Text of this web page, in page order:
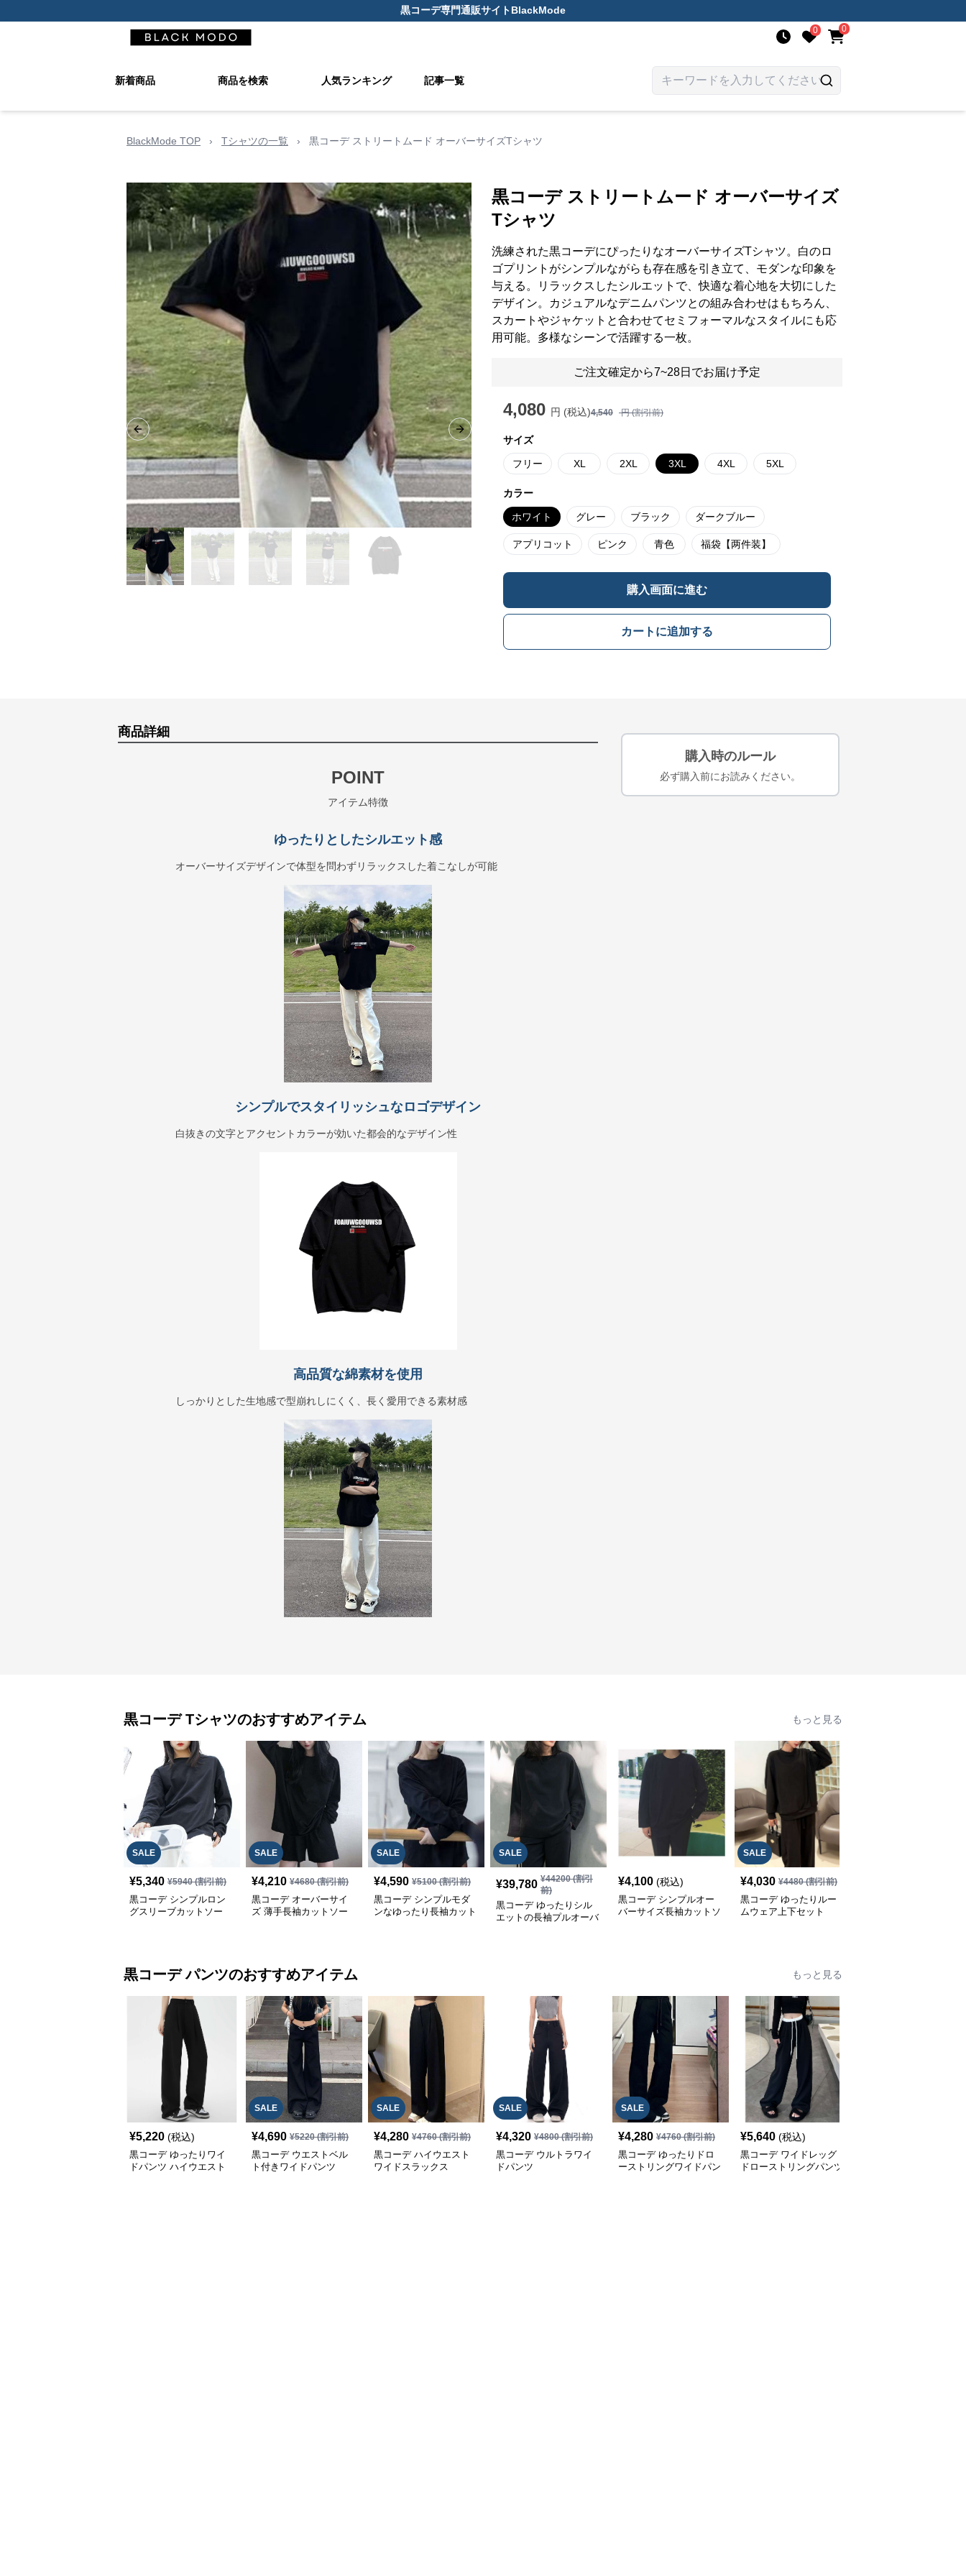
黒コーデ専門通販サイトBlackMode
0 0
新着商品 商品を検索 人気ランキング 記事一覧
BlackMode TOP › Tシャツの一覧 › 黒コーデ ストリートムード オーバーサイズTシャツ
Previous slide Next slide
黒コーデ ストリートムード オーバーサイズ
Tシャツ
洗練された黒コーデにぴったりなオーバーサイズTシャツ。白のロ
ゴプリントがシンプルながらも存在感を引き立て、モダンな印象を
与える。リラックスしたシルエットで、快適な着心地を大切にした
デザイン。カジュアルなデニムパンツとの組み合わせはもちろん、
スカートやジャケットと合わせてセミフォーマルなスタイルにも応
用可能。多様なシーンで活躍する一枚。
ご注文確定から7~28日でお届け予定
4,080 円 (税込)4,540 円 (割引前)
サイズ
フリー XL 2XL 3XL 4XL 5XL
カラー
ホワイト グレー ブラック ダークブルー
アプリコット ピンク 青色 福袋【两件装】
購入画面に進む
カートに追加する
商品詳細
POINT
アイテム特徴
ゆったりとしたシルエット感
オーバーサイズデザインで体型を問わずリラックスした着こなしが可能
シンプルでスタイリッシュなロゴデザイン
白抜きの文字とアクセントカラーが効いた都会的なデザイン性
高品質な綿素材を使用
しっかりとした生地感で型崩れしにくく、長く愛用できる素材感
購入時のルール
必ず購入前にお読みください。
黒コーデ Tシャツのおすすめアイテム もっと見る
SALE
¥5,340 ¥5940(割引前)
黒コーデ シンプルロン
グスリーブカットソー
SALE
¥4,210 ¥4680(割引前)
黒コーデ オーバーサイ
ズ 薄手長袖カットソー
SALE
¥4,590 ¥5100(割引前)
黒コーデ シンプルモダ
ンなゆったり長袖カット
SALE
¥39,780 ¥44200(割引
前)
黒コーデ ゆったりシル
エットの長袖プルオーバ
¥4,100 (税込)
黒コーデ シンプルオー
バーサイズ長袖カットソ
SALE
¥4,030 ¥4480(割引前)
黒コーデ ゆったりルー
ムウェア上下セット
黒コーデ パンツのおすすめアイテム もっと見る
¥5,220 (税込)
黒コーデ ゆったりワイ
ドパンツ ハイウエスト
SALE
¥4,690 ¥5220(割引前)
黒コーデ ウエストベル
ト付きワイドパンツ
SALE
¥4,280 ¥4760(割引前)
黒コーデ ハイウエスト
ワイドスラックス
SALE
¥4,320 ¥4800(割引前)
黒コーデ ウルトラワイ
ドパンツ
SALE
¥4,280 ¥4760(割引前)
黒コーデ ゆったりドロ
ーストリングワイドパン
¥5,640 (税込)
黒コーデ ワイドレッグ
ドローストリングパンツ